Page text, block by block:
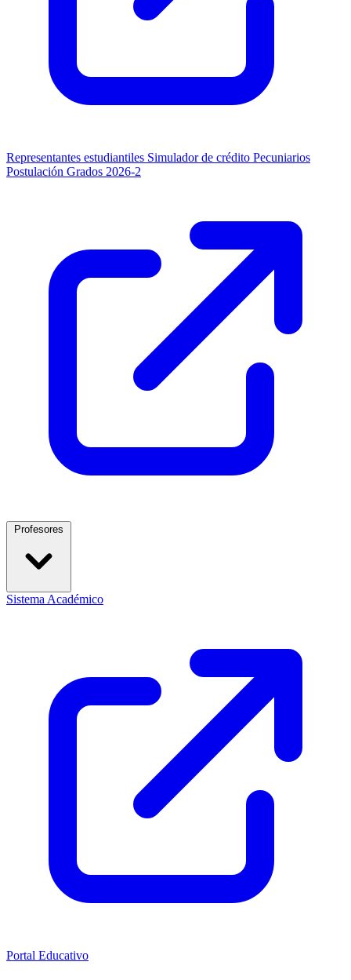
Representantes estudiantiles Simulador de crédito Pecuniarios
Postulación Grados 2026-2
Sistema Académico
Portal Educativo